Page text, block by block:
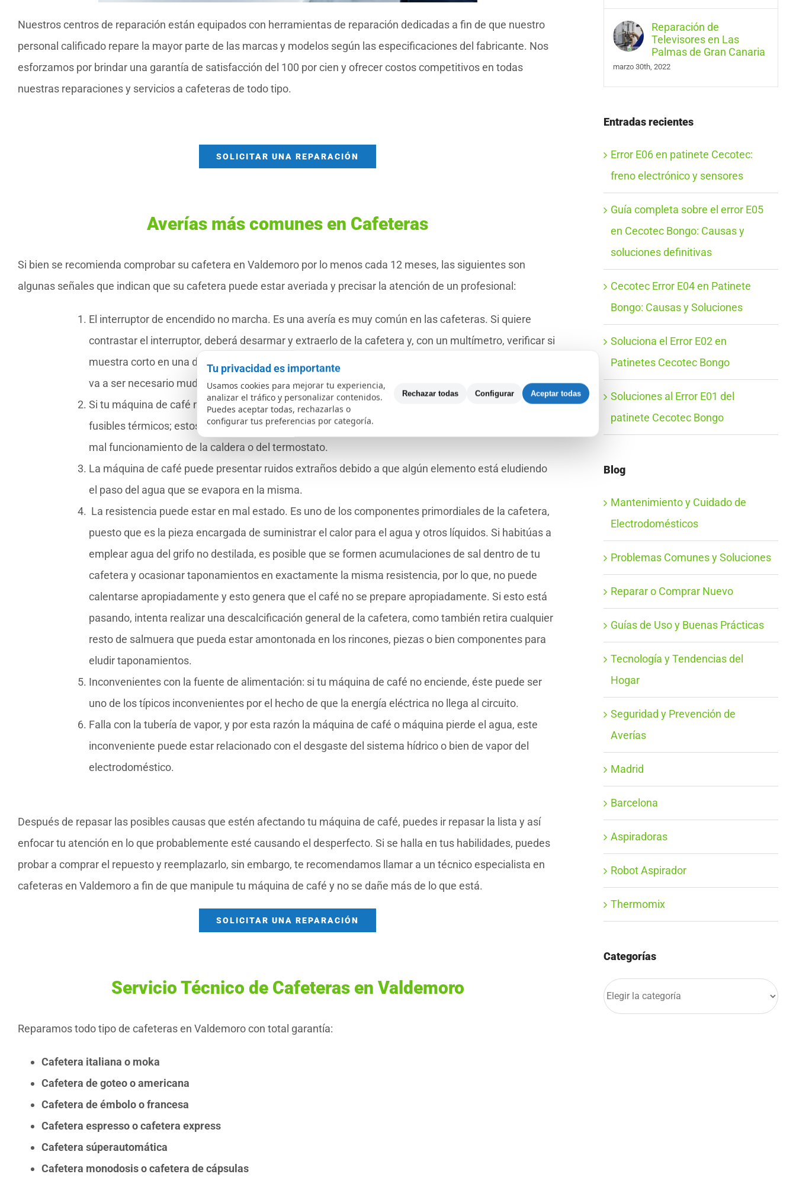
Nuestros centros de reparación están equipados con herramientas de reparación dedicadas a fin de que nuestro
personal calificado repare la mayor parte de las marcas y modelos según las especificaciones del fabricante. Nos
esforzamos por brindar una garantía de satisfacción del 100 por cien y ofrecer costos competitivos en todas
nuestras reparaciones y servicios a cafeteras de todo tipo.
SOLICITAR UNA REPARACIÓN
Averías más comunes en Cafeteras
Si bien se recomienda comprobar su cafetera en Valdemoro por lo menos cada 12 meses, las siguientes son
algunas señales que indican que su cafetera puede estar averiada y precisar la atención de un profesional:
El interruptor de encendido no marcha. Es una avería es muy común en las cafeteras. Si quiere
contrastar el interruptor, deberá desarmar y extraerlo de la cafetera y, con un multímetro, verificar si
muestra corto en una de sus situaciones de encendido o apagado. De no marchar adecuadamente,
va a ser necesario mudarlo por uno nuevo.
Si tu máquina de café no calienta, se pueden advertir problemas con el thermoblock, o bien con los
fusibles térmicos; estos son los encargados de desconectar el flujo de corriente dado el caso de un
mal funcionamiento de la caldera o del termostato.
La máquina de café puede presentar ruidos extraños debido a que algún elemento está eludiendo
el paso del agua que se evapora en la misma.
La resistencia puede estar en mal estado. Es uno de los componentes primordiales de la cafetera,
puesto que es la pieza encargada de suministrar el calor para el agua y otros líquidos. Si habitúas a
emplear agua del grifo no destilada, es posible que se formen acumulaciones de sal dentro de tu
cafetera y ocasionar taponamientos en exactamente la misma resistencia, por lo que, no puede
calentarse apropiadamente y esto genera que el café no se prepare apropiadamente. Si esto está
pasando, intenta realizar una descalcificación general de la cafetera, como también retira cualquier
resto de salmuera que pueda estar amontonada en los rincones, piezas o bien componentes para
eludir taponamientos.
Inconvenientes con la fuente de alimentación: si tu máquina de café no enciende, éste puede ser
uno de los típicos inconvenientes por el hecho de que la energía eléctrica no llega al circuito.
Falla con la tubería de vapor, y por esta razón la máquina de café o máquina pierde el agua, este
inconveniente puede estar relacionado con el desgaste del sistema hídrico o bien de vapor del
electrodoméstico.
Después de repasar las posibles causas que estén afectando tu máquina de café, puedes ir repasar la lista y así
enfocar tu atención en lo que probablemente esté causando el desperfecto. Si se halla en tus habilidades, puedes
probar a comprar el repuesto y reemplazarlo, sin embargo, te recomendamos llamar a un técnico especialista en
cafeteras en Valdemoro a fin de que manipule tu máquina de café y no se dañe más de lo que está.
SOLICITAR UNA REPARACIÓN
Servicio Técnico de Cafeteras en Valdemoro
Reparamos todo tipo de cafeteras en Valdemoro con total garantía:
Cafetera italiana o moka
Cafetera de goteo o americana
Cafetera de émbolo o francesa
Cafetera espresso o cafetera express
Cafetera súperautomática
Cafetera monodosis o cafetera de cápsulas
Reparación de
Televisores en Las
Palmas de Gran Canaria
marzo 30th, 2022
Entradas recientes
Error E06 en patinete Cecotec:
freno electrónico y sensores
Guía completa sobre el error E05
en Cecotec Bongo: Causas y
soluciones definitivas
Cecotec Error E04 en Patinete
Bongo: Causas y Soluciones
Soluciona el Error E02 en
Patinetes Cecotec Bongo
Soluciones al Error E01 del
patinete Cecotec Bongo
Blog
Mantenimiento y Cuidado de
Electrodomésticos
Problemas Comunes y Soluciones
Reparar o Comprar Nuevo
Guías de Uso y Buenas Prácticas
Tecnología y Tendencias del
Hogar
Seguridad y Prevención de
Averías
Madrid
Barcelona
Aspiradoras
Robot Aspirador
Thermomix
Categorías
Categorías
Tu privacidad es importante
Usamos cookies para mejorar tu experiencia,
analizar el tráfico y personalizar contenidos.
Puedes aceptar todas, rechazarlas o
configurar tus preferencias por categoría.
Rechazar todas Configurar Aceptar todas